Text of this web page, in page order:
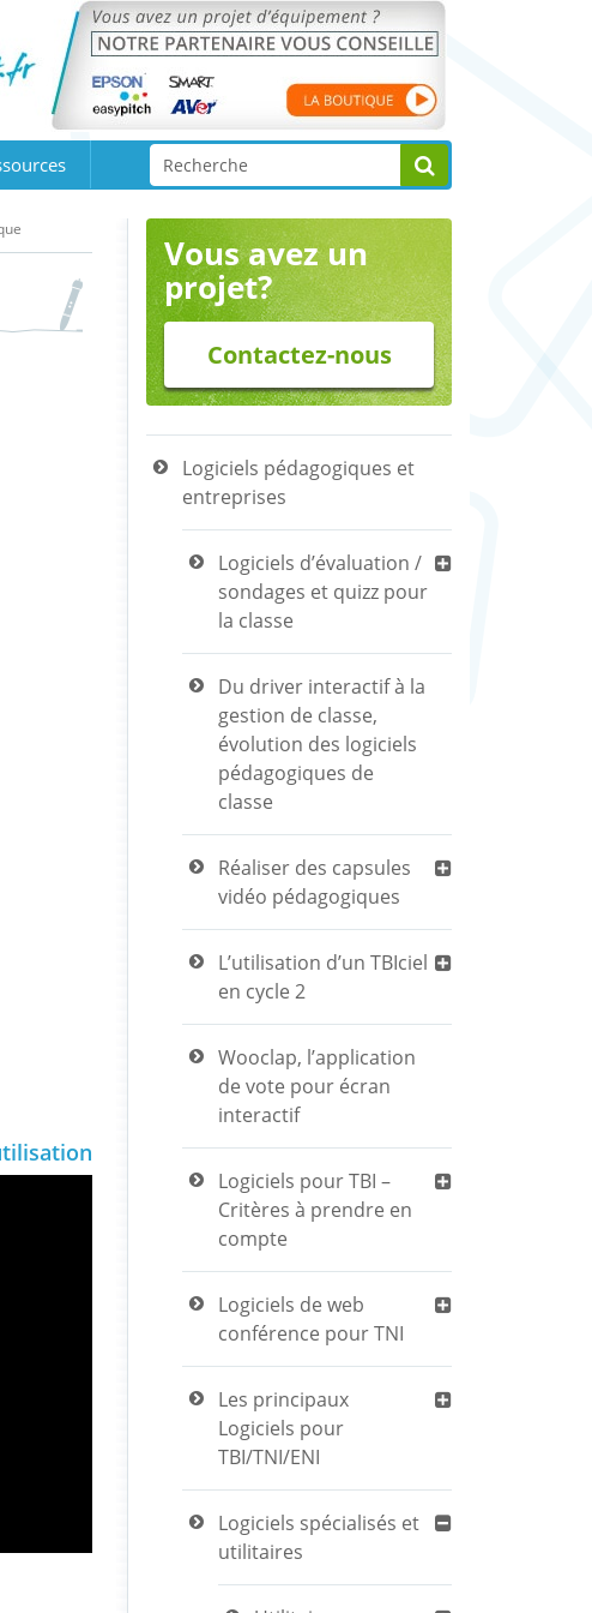
Vous avez un
projet?
Contactez-nous
Logiciels pédagogiques et
entreprises
Logiciels d’évaluation /
sondages et quizz pour
la classe
Du driver interactif à la
gestion de classe,
évolution des logiciels
pédagogiques de
classe
Réaliser des capsules
vidéo pédagogiques
L’utilisation d’un TBIciel
en cycle 2
Wooclap, l’application
de vote pour écran
interactif
Logiciels pour TBI –
Critères à prendre en
compte
Logiciels de web
conférence pour TNI
Les principaux
Logiciels pour
TBI/TNI/ENI
Logiciels spécialisés et
utilitaires